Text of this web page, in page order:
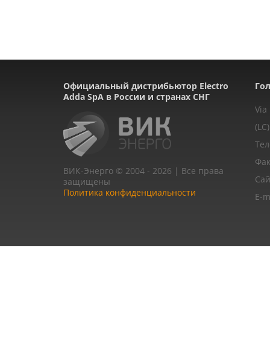
Официальный дистрибьютор Electro
Adda SpA в России и странах СНГ
ВИК-Энерго © 2004 - 2026 | Все права
защищены
Политика конфиденциальности
Via
E-